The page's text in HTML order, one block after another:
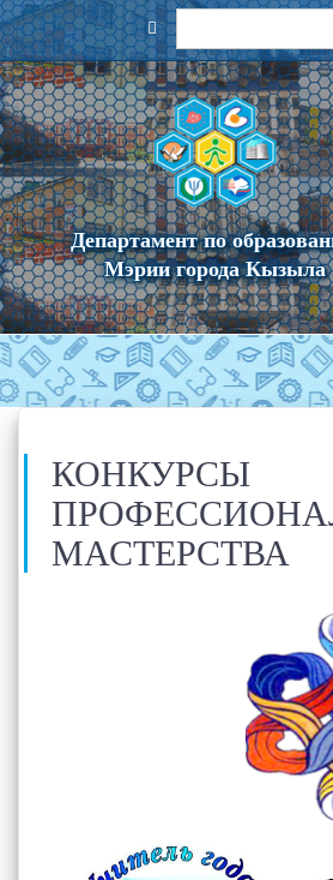
Департамент по
Мэрии города Кызыла
КОНКУРСЫ
МАСТЕРСТВА